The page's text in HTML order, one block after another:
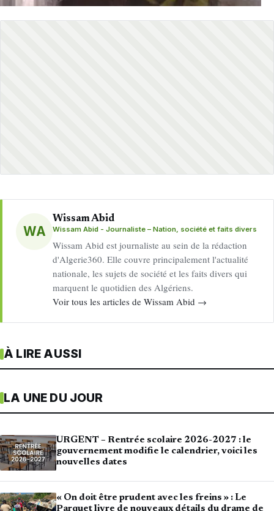
WA
Wissam Abid
Wissam Abid - Journaliste – Nation, société et faits divers
Wissam Abid est journaliste au sein de la rédaction
d'Algerie360. Elle couvre principalement l'actualité
nationale, les sujets de société et les faits divers qui
marquent le quotidien des Algériens.
Voir tous les articles de Wissam Abid →
À LIRE AUSSI
LA UNE DU JOUR
URGENT – Rentrée scolaire 2026-2027 : le
gouvernement modifie le calendrier, voici les
nouvelles dates
« On doit être prudent avec les freins » : Le
Parquet livre de nouveaux détails du drame de